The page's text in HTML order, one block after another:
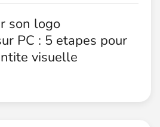
son logo
PC : 5 etapes pour
visuelle